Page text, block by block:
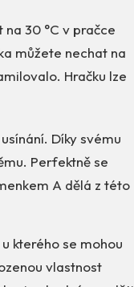
30 °C v pračce
můžete nechat na
Hračku lze
Díky svému
Perfektně se
A dělá z této
kterého se mohou
vlastnost